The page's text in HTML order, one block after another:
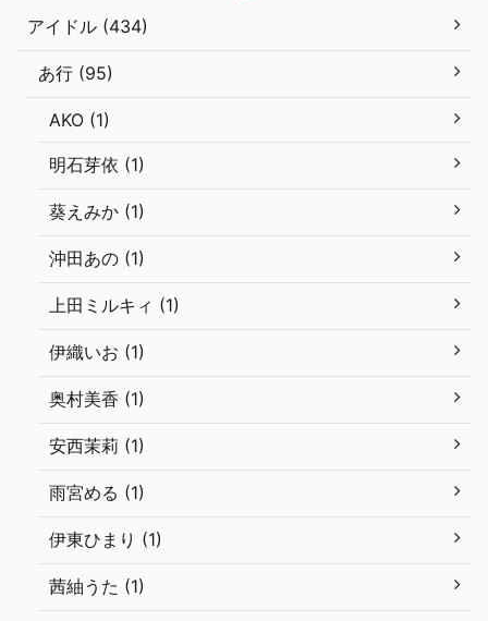
アイドル (434)
あ行 (95)
AKO (1)
明石芽依 (1)
葵えみか (1)
沖田あの (1)
上田ミルキィ (1)
伊織いお (1)
奥村美香 (1)
安西茉莉 (1)
雨宮める (1)
伊東ひまり (1)
茜紬うた (1)